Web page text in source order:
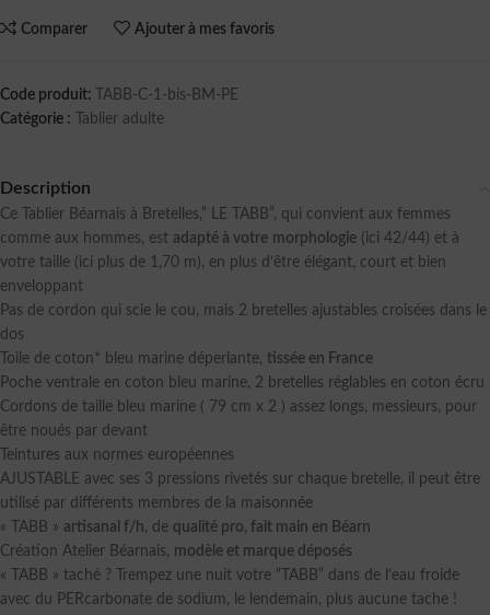
Comparer Ajouter à mes favoris
Code produit:
TABB-C-1-bis-BM-PE
Catégorie :
Tablier adulte
Description
Ce Tablier Béarnais à Bretelles,” LE TABB”, qui convient aux femmes
comme aux hommes, est adapté à votre morphologie (ici 42/44) et à
votre taille (ici plus de 1,70 m), en plus d’être élégant, court et bien
enveloppant
Pas de cordon qui scie le cou, mais 2 bretelles ajustables croisées dans le
dos
Toile de coton* bleu marine déperlante, tissée en France
Poche ventrale en coton bleu marine, 2 bretelles réglables en coton écru
Cordons de taille bleu marine ( 79 cm x 2 ) assez longs, messieurs, pour
être noués par devant
Teintures aux normes européennes
AJUSTABLE avec ses 3 pressions rivetés sur chaque bretelle, il peut être
utilisé par différents membres de la maisonnée
« TABB » artisanal f/h, de qualité pro, fait main en Béarn
Création Atelier Béarnais, modèle et marque déposés
« TABB » taché ? Trempez une nuit votre “TABB” dans de l’eau froide
avec du PERcarbonate de sodium, le lendemain, plus aucune tache !